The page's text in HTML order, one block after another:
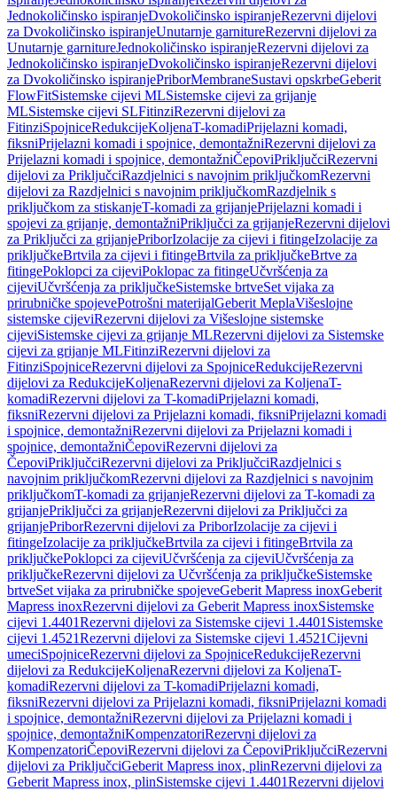
Jednokoličinsko ispiranjeDvokoličinsko ispiranjeRezervni dijelovi
za Dvokoličinsko ispiranjeUnutarnje garnitureRezervni dijelovi za
Unutarnje garnitureJednokoličinsko ispiranjeRezervni dijelovi za
Jednokoličinsko ispiranjeDvokoličinsko ispiranjeRezervni dijelovi
za Dvokoličinsko ispiranjePriborMembraneSustavi opskrbeGeberit
FlowFitSistemske cijevi MLSistemske cijevi za grijanje
MLSistemske cijevi SLFitinziRezervni dijelovi za
FitinziSpojniceRedukcijeKoljenaT-komadiPrijelazni komadi,
fiksniPrijelazni komadi i spojnice, demontažniRezervni dijelovi za
Prijelazni komadi i spojnice, demontažniČepoviPriključciRezervni
dijelovi za PriključciRazdjelnici s navojnim priključkomRezervni
dijelovi za Razdjelnici s navojnim priključkomRazdjelnik s
priključkom za stiskanjeT-komadi za grijanjePrijelazni komadi i
spojevi za grijanje, demontažniPriključci za grijanjeRezervni dijelovi
za Priključci za grijanjePriborIzolacije za cijevi i fitingeIzolacije za
priključkeBrtvila za cijevi i fitingeBrtvila za priključkeBrtve za
fitingePoklopci za cijeviPoklopac za fitingeUčvršćenja za
cijeviUčvršćenja za priključkeSistemske brtveSet vijaka za
prirubničke spojevePotrošni materijalGeberit MeplaVišeslojne
sistemske cijeviRezervni dijelovi za Višeslojne sistemske
cijeviSistemske cijevi za grijanje MLRezervni dijelovi za Sistemske
cijevi za grijanje MLFitinziRezervni dijelovi za
FitinziSpojniceRezervni dijelovi za SpojniceRedukcijeRezervni
dijelovi za RedukcijeKoljenaRezervni dijelovi za KoljenaT-
komadiRezervni dijelovi za T-komadiPrijelazni komadi,
fiksniRezervni dijelovi za Prijelazni komadi, fiksniPrijelazni komadi
i spojnice, demontažniRezervni dijelovi za Prijelazni komadi i
spojnice, demontažniČepoviRezervni dijelovi za
ČepoviPriključciRezervni dijelovi za PriključciRazdjelnici s
navojnim priključkomRezervni dijelovi za Razdjelnici s navojnim
priključkomT-komadi za grijanjeRezervni dijelovi za T-komadi za
grijanjePriključci za grijanjeRezervni dijelovi za Priključci za
grijanjePriborRezervni dijelovi za PriborIzolacije za cijevi i
fitingeIzolacije za priključkeBrtvila za cijevi i fitingeBrtvila za
priključkePoklopci za cijeviUčvršćenja za cijeviUčvršćenja za
priključkeRezervni dijelovi za Učvršćenja za priključkeSistemske
brtveSet vijaka za prirubničke spojeveGeberit Mapress inoxGeberit
Mapress inoxRezervni dijelovi za Geberit Mapress inoxSistemske
cijevi 1.4401Rezervni dijelovi za Sistemske cijevi 1.4401 Sistemske
cijevi 1.4521Rezervni dijelovi za Sistemske cijevi 1.4521Cijevni
umeciSpojniceRezervni dijelovi za SpojniceRedukcijeRezervni
dijelovi za RedukcijeKoljenaRezervni dijelovi za KoljenaT-
komadiRezervni dijelovi za T-komadiPrijelazni komadi,
fiksniRezervni dijelovi za Prijelazni komadi, fiksniPrijelazni komadi
i spojnice, demontažniRezervni dijelovi za Prijelazni komadi i
spojnice, demontažniKompenzatoriRezervni dijelovi za
KompenzatoriČepoviRezervni dijelovi za ČepoviPriključciRezervni
dijelovi za PriključciGeberit Mapress inox, plinRezervni dijelovi za
Geberit Mapress inox, plinSistemske cijevi 1.4401Rezervni dijelovi